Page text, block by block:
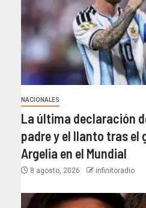
NACIONALES
La última declaración
padre y el llanto tras el
Argelia en el Mundial
8 agosto, 2026 infinitoradio